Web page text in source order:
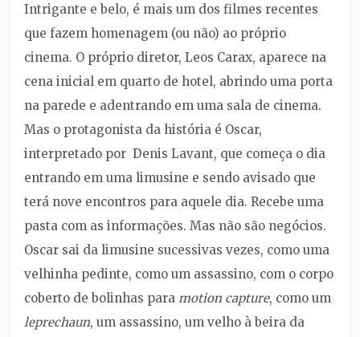
Intrigante e belo, é mais um dos filmes recentes
que fazem homenagem (ou não) ao próprio
cinema. O próprio diretor, Leos Carax, aparece na
cena inicial em quarto de hotel, abrindo uma porta
na parede e adentrando em uma sala de cinema.
Mas o protagonista da história é Oscar,
interpretado por Denis Lavant, que começa o dia
entrando em uma limusine e sendo avisado que
terá nove encontros para aquele dia. Recebe uma
pasta com as informações. Mas não são negócios.
Oscar sai da limusine sucessivas vezes, como uma
velhinha pedinte, como um assassino, com o corpo
coberto de bolinhas para motion capture, como um
leprechaun, um assassino, um velho à beira da